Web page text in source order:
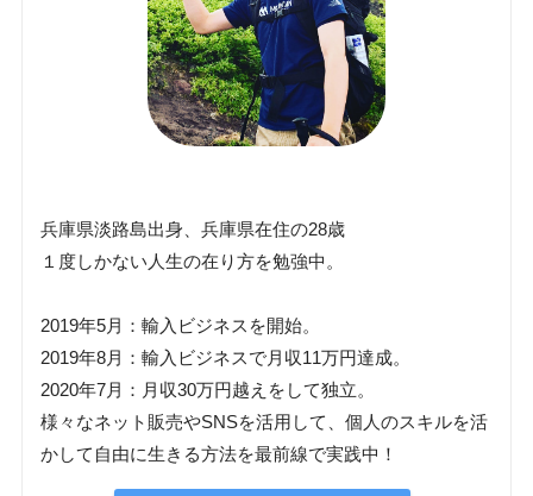
兵庫県淡路島出身、兵庫県在住の28歳
１度しかない人生の在り方を勉強中。
2019年5月：輸入ビジネスを開始。
2019年8月：輸入ビジネスで月収11万円達成。
2020年7月：月収30万円越えをして独立。
様々なネット販売やSNSを活用して、個人のスキルを活
かして自由に生きる方法を最前線で実践中！